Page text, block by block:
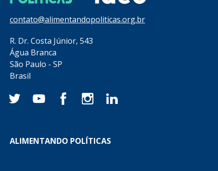
contato@alimentandopoliticas.org.br
R. Dr. Costa Júnior, 543
Água Branca
São Paulo - SP
Brasil
ALIMENTANDO POLÍTICAS